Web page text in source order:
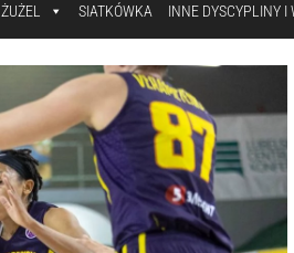
ŻUŻEL SIATKÓWKA INNE DYSCYPLINY I